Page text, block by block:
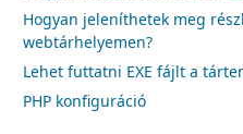
Hogyan jeleníthetek meg
webtárhelyemen?
Lehet futtatni EXE fájlt a
PHP konfiguráció